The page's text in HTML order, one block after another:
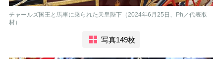
チャールズ国王と馬車に乗られた天皇陛下（2024年6月25日、Ph／代表取
材）
写真149枚